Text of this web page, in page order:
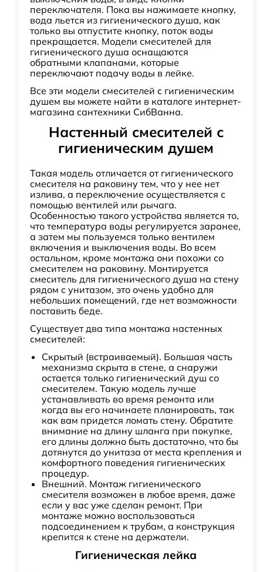
переключателя. Пока вы нажимаете кнопку,
вода льется из гигиенического душа, как
только вы отпустите кнопку, поток воды
прекращается. Модели смесителей для
гигиенического душа оснащаются
обратными клапанами, которые
переключают подачу воды в лейке.
Все эти модели смесителей с гигиеническим
душем вы можете найти в каталоге интернет-
магазина сантехники СибВанна.
Настенный смесителей с
гигиеническим душем
Такая модель отличается от гигиенического
смесителя на раковину тем, что у нее нет
излива, а переключение осуществляется с
помощью вентилей или рычага.
Особенностью такого устройства является то,
что температура воды регулируется заранее,
а затем мы пользуемся только вентилем
включения и выключения воды. Во всем
остальном, кроме монтажа они похожи со
смесителем на раковину. Монтируется
смеситель для гигиенического душа на стену
рядом с унитазом, это очень удобно для
небольших помещений, где нет возможности
поставить беде.
Существует два типа монтажа настенных
смесителей:
Скрытый (встраиваемый). Большая часть
механизма скрыта в стене, а снаружи
остается только гигиенический душ со
смесителем. Такую модель лучше
устанавливать во время ремонта или
когда вы его начинаете планировать, так
как вам придется ломать стену. Обратите
внимание на длину шланга при покупке,
его длины должно быть достаточно, что бы
дотянутся до унитаза от места крепления и
комфортного поведения гигиенических
процедур.
Внешний. Монтаж гигиенического
смесителя возможен в любое время, даже
если у вас уже сделан ремонт. При
монтаже можно воспользоваться
подсоединением к трубам, а конструкция
крепится к стене на держатели.
Гигиеническая лейка